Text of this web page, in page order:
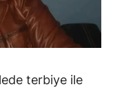
Manisa
Kahramanmaraş
terbiye ile